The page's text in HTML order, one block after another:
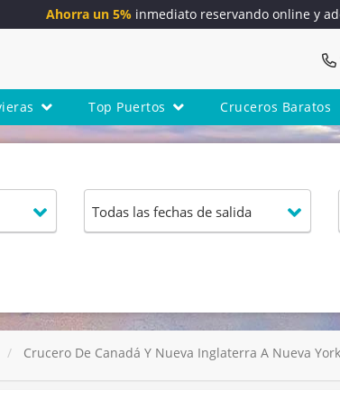
Ahorra un 5% inmediato reservando online y
Top Puertos Cruceros Baratos
Crucero De Canadá Y Nueva Inglaterra A Nueva York